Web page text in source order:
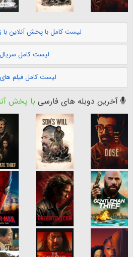
لیست کامل با پخش آنلاین
لیست کامل
لیست کامل فیلم های
آخرین دوبله های فارسی با پخش